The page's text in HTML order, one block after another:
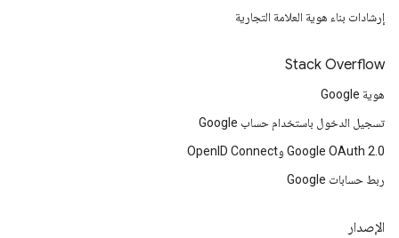
إرشادات بناء هوية العلامة التجارية
Stack Overflow
هوية Google
تسجيل الدخول باستخدام حساب Google
Google OAuth 2.0 وOpenID Connect
ربط حسابات Google
الإصدار